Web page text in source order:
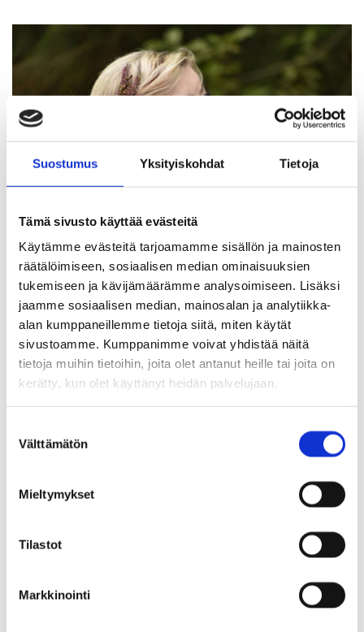
Suostumus Yksityiskohdat Tietoja
Tämä sivusto käyttää evästeitä
Käytämme evästeitä tarjoamamme sisällön ja mainosten
räätälöimiseen, sosiaalisen median ominaisuuksien
tukemiseen ja kävijämäärämme analysoimiseen. Lisäksi
jaamme sosiaalisen median, mainosalan ja analytiikka-
alan kumppaneillemme tietoja siitä, miten käytät
sivustoamme. Kumppanimme voivat yhdistää näitä
tietoja muihin tietoihin, joita olet antanut heille tai joita on
kerätty, kun olet käyttänyt heidän palvelujaan.
Välttämätön
Mieltymykset
Tilastot
Markkinointi
Tuusulan kunta tarjoaa
Kotikonsertteja
ikäihmisille
UUTINEN 29.4.2026
Toukokuussa Tuusulan kunta tarjoaa kymmenen
ilmaista kotikonserttia ikäihmisille, joiden on
vaikea osallistua kodin ulkopuolella
Kotikonserttikiertue järjestetään nyt kolmatta